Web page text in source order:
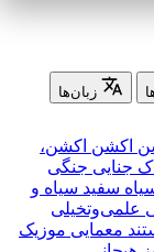
زبان‌ها
اکشن اکشن،
جنایی جنگی
سفید سیاه و
علمی‌و‌تخیلی
معمایی موزیک